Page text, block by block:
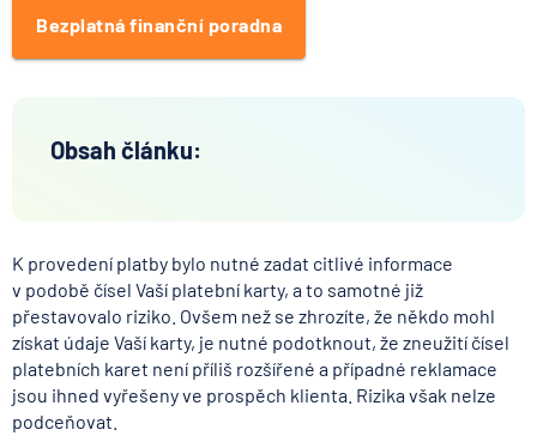
Bezplatná finanční poradna
Obsah článku:
K provedení platby bylo nutné zadat citlivé informace
v podobě čísel Vaší platební karty, a to samotné již
přestavovalo riziko. Ovšem než se zhrozíte, že někdo mohl
získat údaje Vaší karty, je nutné podotknout, že zneužití čísel
platebních karet není příliš rozšířené a případné reklamace
jsou ihned vyřešeny ve prospěch klienta. Rizika však nelze
podceňovat.